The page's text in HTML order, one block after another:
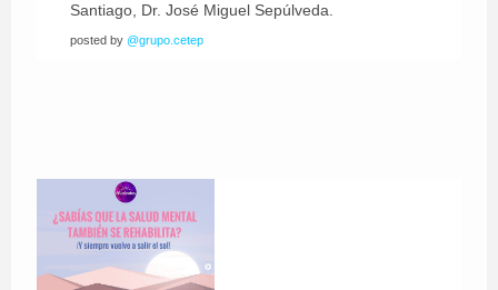
Santiago, Dr. José Miguel Sepúlveda.
posted by @grupo.cetep